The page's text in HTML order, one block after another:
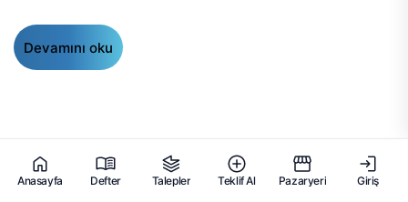
Anasayfa Defter Talepler Teklif Al Pazaryeri Giriş
Devamını oku